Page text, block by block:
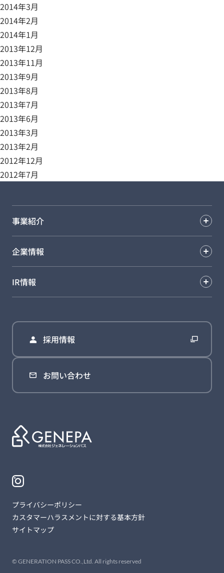
2014年3月
2014年2月
2014年1月
2013年12月
2013年11月
2013年9月
2013年8月
2013年7月
2013年6月
2013年3月
2013年2月
2012年12月
2012年7月
プライバシーポリシー
カスタマーハラスメントに対する基本方針
サイトマップ
© GENERATION PASS CO.,Ltd. All rights reserved
事業紹介
企業情報
IR情報
採用情報
お問い合わせ